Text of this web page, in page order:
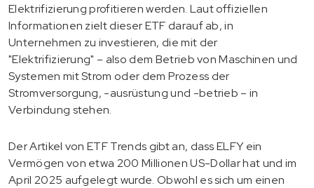
Elektrifizierung profitieren werden. Laut offiziellen
Informationen zielt dieser ETF darauf ab, in
Unternehmen zu investieren, die mit der
"Elektrifizierung" – also dem Betrieb von Maschinen und
Systemen mit Strom oder dem Prozess der
Stromversorgung, -ausrüstung und -betrieb – in
Verbindung stehen.
Der Artikel von ETF Trends gibt an, dass ELFY ein
Vermögen von etwa 200 Millionen US-Dollar hat und im
April 2025 aufgelegt wurde. Obwohl es sich um einen